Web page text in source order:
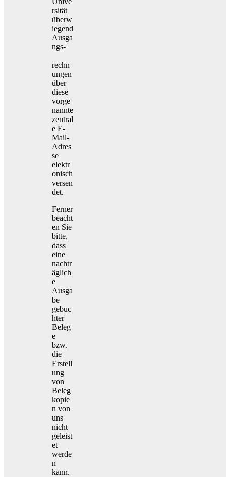
rsität
überw
iegend
Ausga
ngs-
rechn
ungen
über
diese
vorge
nannte
zentral
e E-
Mail-
Adres
se
elektr
onisch
versen
det.
Ferner
beacht
en Sie
bitte,
dass
eine
nachtr
äglich
e
Ausga
be
gebuc
hter
Beleg
e
bzw.
die
Erstell
ung
von
Beleg
kopie
n von
uns
nicht
geleist
et
werde
n
kann.